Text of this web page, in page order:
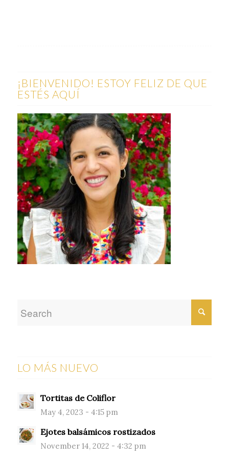
¡BIENVENIDO! ESTOY FELIZ DE QUE
ESTÉS AQUÍ
LO MÁS NUEVO
Tortitas de Coliflor
May 4, 2023 - 4:15 pm
Ejotes balsámicos rostizados
November 14, 2022 - 4:32 pm